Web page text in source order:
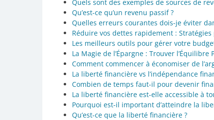
Quels sont des exemples de sources de
Qu’est-ce qu’un revenu passif ?
Quelles erreurs courantes dois-je éviter
Réduire vos dettes rapidement :
Les meilleurs outils pour gérer votre
La Magie de l’Épargne : Trouver
Comment commencer à économiser de
La liberté financière vs l’indépendance
Combien de temps faut-il pour devenir
La liberté financière est-elle accessible à
Pourquoi est-il important d’atteindre la
Qu’est-ce que la liberté financière ?